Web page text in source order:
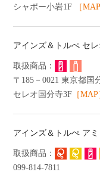
シャポー小岩1F
［MAP
アインズ＆トルぺ セ
〒185－0021 東京都
セレオ国分寺3F ［MAP
アインズ＆トルぺ ア
099-814-7811